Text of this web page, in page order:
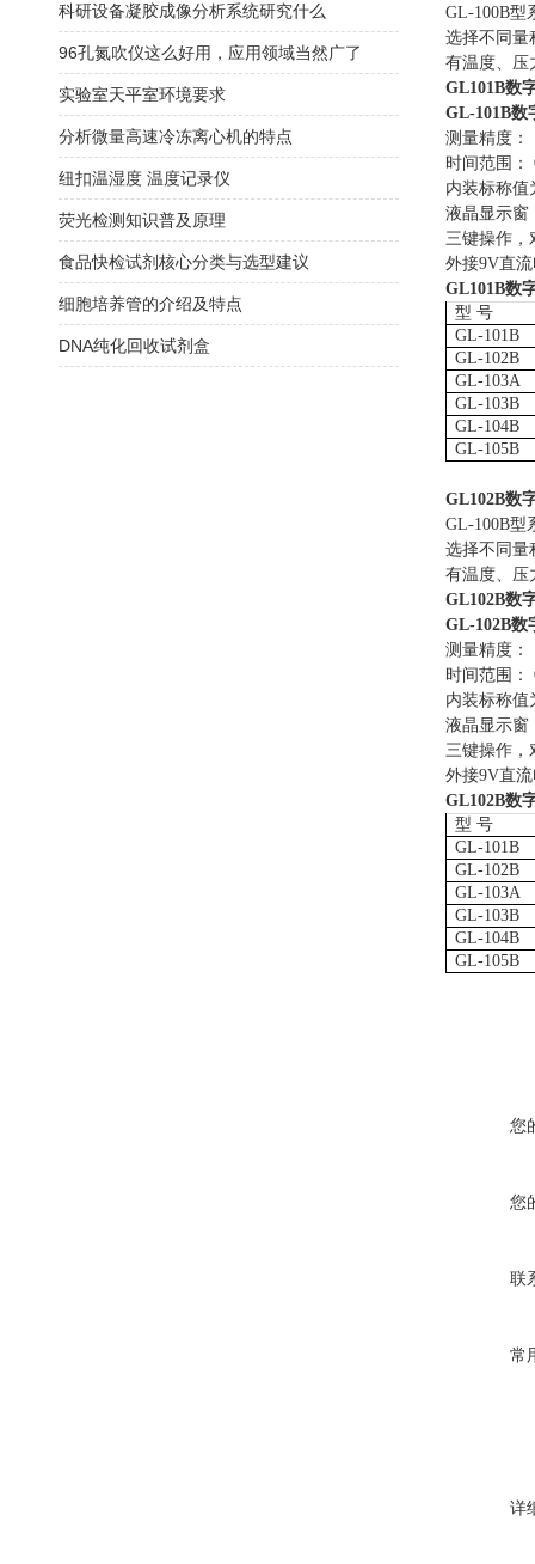
GL-100B型
选择不同量
有温度、压
GL101B数
GL-101B数
测量精度：
时间范围：
内装标称值
液晶显示窗
三键操作，
外接9V直
GL101B数
型 号
GL-101B
GL-102B
GL-103A
GL-103B
GL-104B
GL-105B
GL102B数
GL-100B型
选择不同量
有温度、压
GL102B数
GL-102B数
测量精度：
时间范围：
内装标称值
液晶显示窗
三键操作，
外接9V直
GL102B数
型 号
GL-101B
GL-102B
GL-103A
GL-103B
GL-104B
GL-105B
您
您
联
常
详
科研设备凝胶成像分析系统研究什么
96孔氮吹仪这么好用，应用领域当然广了
实验室天平室环境要求
分析微量高速冷冻离心机的特点
纽扣温湿度 温度记录仪
荧光检测知识普及原理
食品快检试剂核心分类与选型建议
细胞培养管的介绍及特点
DNA纯化回收试剂盒